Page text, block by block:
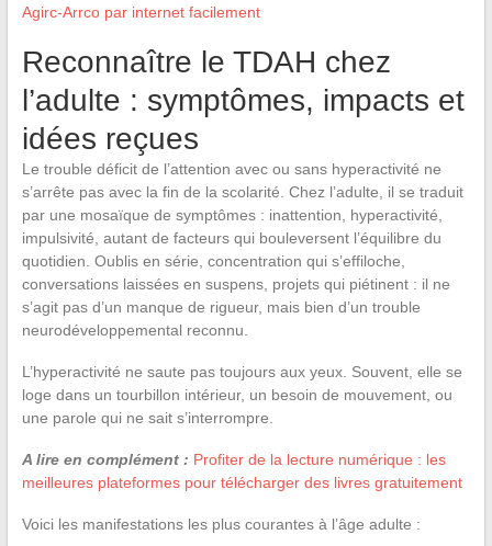
Agirc-Arrco par internet facilement
Reconnaître le TDAH chez
l’adulte : symptômes, impacts et
idées reçues
Le trouble déficit de l’attention avec ou sans hyperactivité ne
s’arrête pas avec la fin de la scolarité. Chez l’adulte, il se traduit
par une mosaïque de symptômes : inattention, hyperactivité,
impulsivité, autant de facteurs qui bouleversent l’équilibre du
quotidien. Oublis en série, concentration qui s’effiloche,
conversations laissées en suspens, projets qui piétinent : il ne
s’agit pas d’un manque de rigueur, mais bien d’un trouble
neurodéveloppemental reconnu.
L’hyperactivité ne saute pas toujours aux yeux. Souvent, elle se
loge dans un tourbillon intérieur, un besoin de mouvement, ou
une parole qui ne sait s’interrompre.
A lire en complément : Profiter de la lecture numérique : les
meilleures plateformes pour télécharger des livres gratuitement
Voici les manifestations les plus courantes à l’âge adulte :